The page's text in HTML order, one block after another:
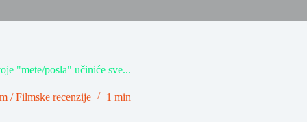
"mete/posla" učiniće sve...
/Filmske recenzije 1 min